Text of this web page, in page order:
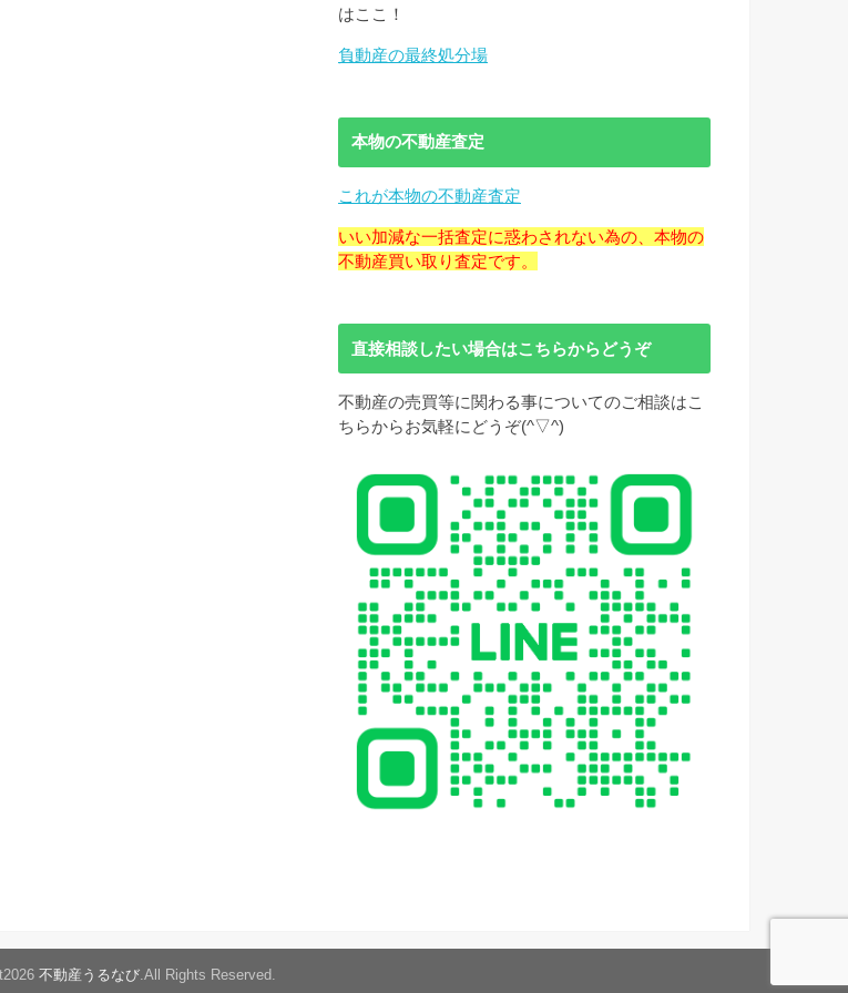
はここ！
負動産の最終処分場
本物の不動産査定
これが本物の不動産査定
いい加減な一括査定に惑わされない為の、本物の
不動産買い取り査定です。
直接相談したい場合はこちらからどうぞ
不動産の売買等に関わる事についてのご相談はこ
ちらからお気軽にどうぞ(^▽^)
不動産うるなび.All Rights Reserved.